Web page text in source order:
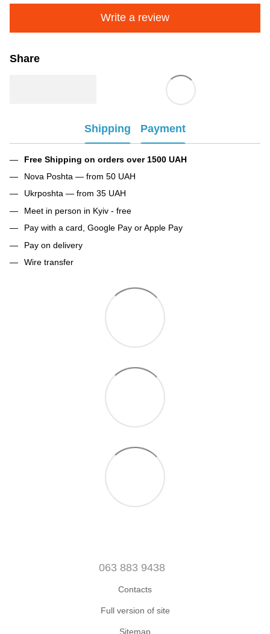
Write a review
Share
Shipping Payment
Free Shipping on orders over 1500 UAH
Nova Poshta — from 50 UAH
Ukrposhta — from 35 UAH
Meet in person in Kyiv - free
Pay with a card, Google Pay or Apple Pay
Pay on delivery
Wire transfer
063 883 9438
Contacts
Full version of site
Sitemap